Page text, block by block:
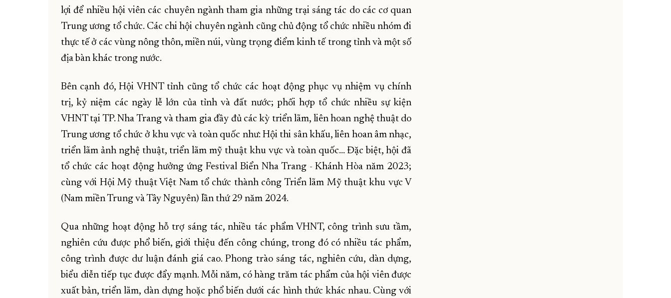
lợi để nhiều hội viên các chuyên ngành tham gia những trại sáng tác do các cơ quan
Trung ương tổ chức. Các chi hội chuyên ngành cũng chủ động tổ chức nhiều nhóm đi
thực tế ở các vùng nông thôn, miền núi, vùng trọng điểm kinh tế trong tỉnh và một số
địa bàn khác trong nước.
Bên cạnh đó, Hội VHNT tỉnh cũng tổ chức các hoạt động phục vụ nhiệm vụ chính
trị, kỷ niệm các ngày lễ lớn của tỉnh và đất nước; phối hợp tổ chức nhiều sự kiện
VHNT tại TP. Nha Trang và tham gia đầy đủ các kỳ triển lãm, liên hoan nghệ thuật do
Trung ương tổ chức ở khu vực và toàn quốc như: Hội thi sân khấu, liên hoan âm nhạc,
triển lãm ảnh nghệ thuật, triển lãm mỹ thuật khu vực và toàn quốc… Đặc biệt, hội đã
tổ chức các hoạt động hưởng ứng Festival Biển Nha Trang - Khánh Hòa năm 2023;
cùng với Hội Mỹ thuật Việt Nam tổ chức thành công Triển lãm Mỹ thuật khu vực V
(Nam miền Trung và Tây Nguyên) lần thứ 29 năm 2024.
Qua những hoạt động hỗ trợ sáng tác, nhiều tác phẩm VHNT, công trình sưu tầm,
nghiên cứu được phổ biến, giới thiệu đến công chúng, trong đó có nhiều tác phẩm,
công trình được dư luận đánh giá cao. Phong trào sáng tác, nghiên cứu, dàn dựng,
biểu diễn tiếp tục được đẩy mạnh. Mỗi năm, có hàng trăm tác phẩm của hội viên được
xuất bản, triển lãm, dàn dựng hoặc phổ biến dưới các hình thức khác nhau. Cùng với